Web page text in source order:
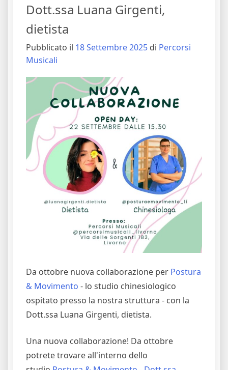
Dott.ssa Luana Girgenti,
dietista
Pubblicato il 18 Settembre 2025 di Percorsi
Musicali
Da ottobre nuova collaborazione per Postura
& Movimento - lo studio chinesiologico
ospitato presso la nostra struttura - con la
Dott.ssa Luana Girgenti, dietista.
Una nuova collaborazione! Da ottobre
potrete trovare all'interno dello